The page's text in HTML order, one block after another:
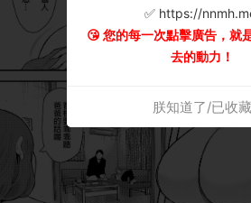
✅ https://
😘 您的每一次點擊廣告，就
去的動力！
朕知道了/已收藏